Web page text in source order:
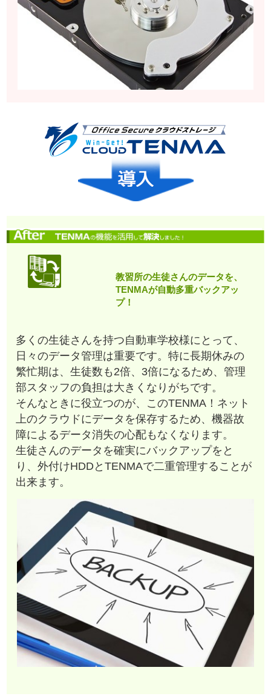
教習所の生徒さんのデータを、
TENMAが自動多重バックアッ
プ！
多くの生徒さんを持つ自動車学校様にとって、
日々のデータ管理は重要です。特に長期休みの
繁忙期は、生徒数も2倍、3倍になるため、管理
部スタッフの負担は大きくなりがちです。
そんなときに役立つのが、このTENMA！ネット
上のクラウドにデータを保存するため、機器故
障によるデータ消失の心配もなくなります。
生徒さんのデータを確実にバックアップをと
り、外付けHDDとTENMAで二重管理することが
出来ます。